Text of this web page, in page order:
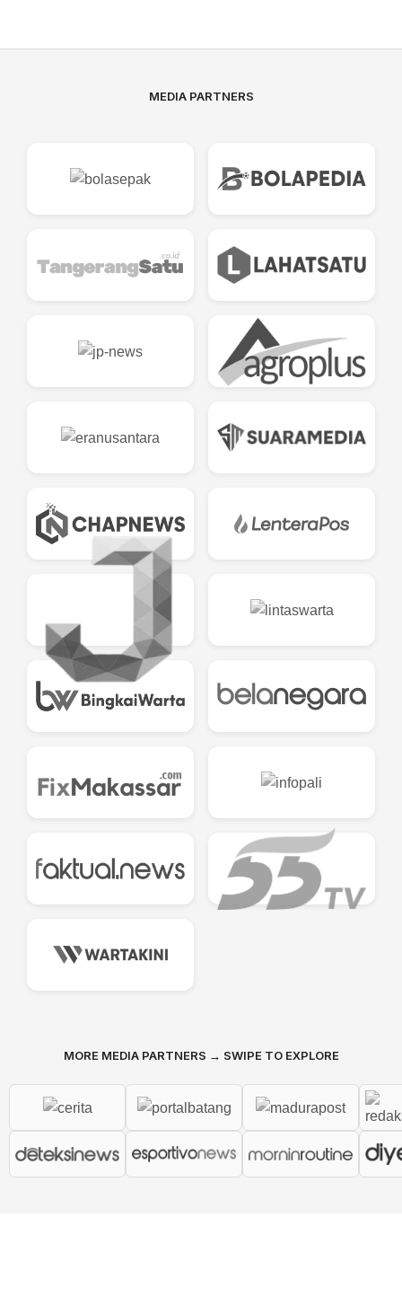
MEDIA PARTNERS
MORE MEDIA PARTNERS → SWIPE TO EXPLORE